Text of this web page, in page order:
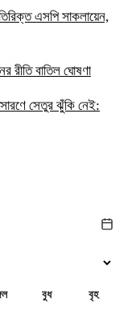
এসপি সাকলায়েন,
রীতি বাতিল ঘোষণা
সেতুর ঝুঁকি নেই:
বুধ বৃহ